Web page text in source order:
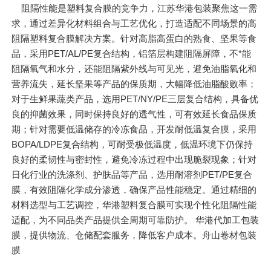
阻隔性能是塑料复合膜的竞争力，江苏华港包装聚焦这一需
求，通过差异化材料组合与工艺优化，打造适配不同场景的高
阻隔塑料复合膜解决方案。针对高脂高蛋白的熟食、坚果等食
品，采用PET/AL/PE复合结构，铝箔层构建阻隔屏障，不*能
阻隔氧气和水分，还能阻隔紫外线与可见光，避免油脂氧化和
营养流失，延长坚果等产品的保质期，大幅降低油脂酸败率；
对于生鲜果蔬类产品，选用PET/NY/PE三层复合结构，具备优
良的抑菌效果，同时保持良好的透气性，可有效延长食品保质
期；针对需要低温储存的冷冻食品，开发耐低温复合膜，采用
BOPA/LDPE复合结构，可耐受极低温度，低温环境下仍保持
良好的柔韧性与密封性，避免冷冻过程中出现脆裂现象；针对
日化行业的洗涤剂、护肤品等产品，选用耐溶剂PET/PE复合
膜，有效阻隔化学成分渗透，确保产品性能稳定。通过精细的
材料选型与工艺调控，华港塑料复合膜可实现个性化阻隔性能
适配，为不同品类产品提供全周期可靠防护。 华港代加工包装
膜，提供物流、仓储配套服务，降低客户成本。舟山卷材包装
膜